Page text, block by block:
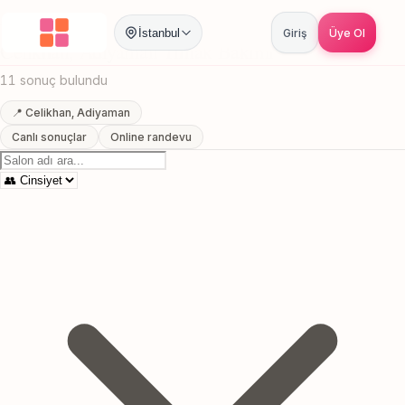
İstanbul Giriş Üye Ol
Anasayfa / Adiyaman / / Tirnak Bakimi
Celikhan, Adiyaman Tirnak Bakimi
11 sonuç bulundu
📍 Celikhan, Adiyaman
Canlı sonuçlar
Online randevu